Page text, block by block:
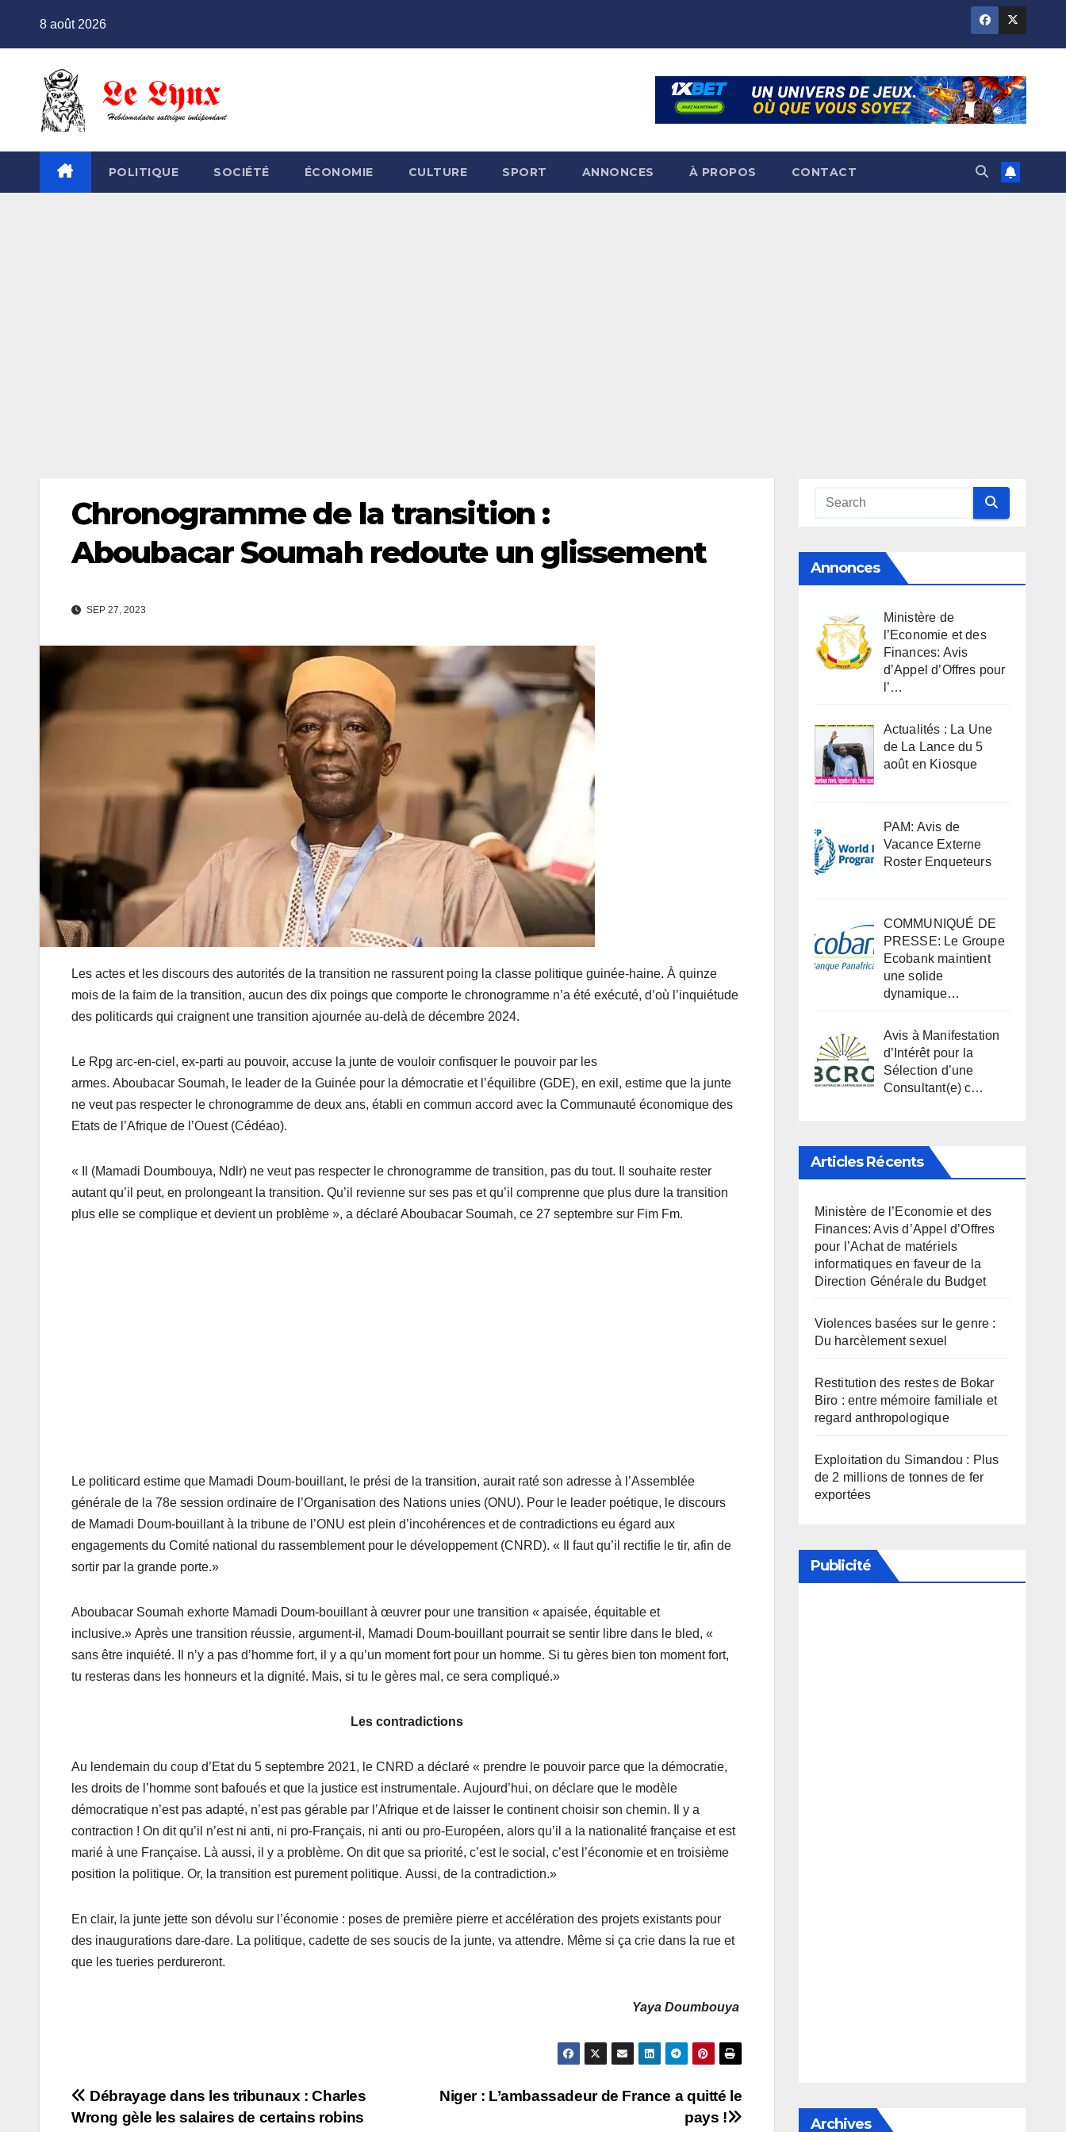
8 août 2026
POLITIQUE SOCIÉTÉ ÉCONOMIE CULTURE SPORT ANNONCES À PROPOS CONTACT
Chronogramme de la transition :
Aboubacar Soumah redoute un glissement
SEP 27, 2023
Les actes et les discours des autorités de la transition ne rassurent poing la classe politique guinée-haine. À quinze
mois de la faim de la transition, aucun des dix poings que comporte le chronogramme n’a été exécuté, d’où l’inquiétude
des politicards qui craignent une transition ajournée au-delà de décembre 2024.
Le Rpg arc-en-ciel, ex-parti au pouvoir, accuse la junte de vouloir confisquer le pouvoir par les
armes. Aboubacar Soumah, le leader de la Guinée pour la démocratie et l’équilibre (GDE), en exil, estime que la junte
ne veut pas respecter le chronogramme de deux ans, établi en commun accord avec la Communauté économique des
Etats de l’Afrique de l’Ouest (Cédéao).
« Il (Mamadi Doumbouya, Ndlr) ne veut pas respecter le chronogramme de transition, pas du tout. Il souhaite rester
autant qu’il peut, en prolongeant la transition. Qu’il revienne sur ses pas et qu’il comprenne que plus dure la transition
plus elle se complique et devient un problème », a déclaré Aboubacar Soumah, ce 27 septembre sur Fim Fm.
Le politicard estime que Mamadi Doum-bouillant, le prési de la transition, aurait raté son adresse à l’Assemblée
générale de la 78e session ordinaire de l’Organisation des Nations unies (ONU). Pour le leader poétique, le discours
de Mamadi Doum-bouillant à la tribune de l’ONU est plein d’incohérences et de contradictions eu égard aux
engagements du Comité national du rassemblement pour le développement (CNRD). « Il faut qu’il rectifie le tir, afin de
sortir par la grande porte.»
Aboubacar Soumah exhorte Mamadi Doum-bouillant à œuvrer pour une transition « apaisée, équitable et
inclusive.» Après une transition réussie, argument-il, Mamadi Doum-bouillant pourrait se sentir libre dans le bled, «
sans être inquiété. Il n’y a pas d’homme fort, il y a qu’un moment fort pour un homme. Si tu gères bien ton moment fort,
tu resteras dans les honneurs et la dignité. Mais, si tu le gères mal, ce sera compliqué.»
Les contradictions
Au lendemain du coup d’Etat du 5 septembre 2021, le CNRD a déclaré « prendre le pouvoir parce que la démocratie,
les droits de l’homme sont bafoués et que la justice est instrumentale. Aujourd’hui, on déclare que le modèle
démocratique n’est pas adapté, n’est pas gérable par l’Afrique et de laisser le continent choisir son chemin. Il y a
contraction ! On dit qu’il n’est ni anti, ni pro-Français, ni anti ou pro-Européen, alors qu’il a la nationalité française et est
marié à une Française. Là aussi, il y a problème. On dit que sa priorité, c’est le social, c’est l’économie et en troisième
position la politique. Or, la transition est purement politique. Aussi, de la contradiction.»
En clair, la junte jette son dévolu sur l’économie : poses de première pierre et accélération des projets existants pour
des inaugurations dare-dare. La politique, cadette de ses soucis de la junte, va attendre. Même si ça crie dans la rue et
que les tueries perdureront.
Yaya Doumbouya
Navigation
Niger : L’ambassadeur de France a quitté le
pays !
Débrayage dans les tribunaux : Charles
Wrong gèle les salaires de certains robins
Annonces
Ministère de
l’Economie et des
Finances: Avis
d’Appel d’Offres pour
l’…
Actualités : La Une
de La Lance du 5
août en Kiosque
PAM: Avis de
Vacance Externe
Roster Enqueteurs
COMMUNIQUÉ DE
PRESSE: Le Groupe
Ecobank maintient
une solide
dynamique…
Avis à Manifestation
d’Intérêt pour la
Sélection d’une
Consultant(e) c…
Articles Récents
Ministère de l’Economie et des
Finances: Avis d’Appel d’Offres
pour l’Achat de matériels
informatiques en faveur de la
Direction Générale du Budget
Violences basées sur le genre :
Du harcèlement sexuel
Restitution des restes de Bokar
Biro : entre mémoire familiale et
regard anthropologique
Exploitation du Simandou : Plus
de 2 millions de tonnes de fer
exportées
Publicité
Archives